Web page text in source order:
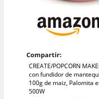
Compartir:
CREATE/POPCORN
con fundidor de
100g de maiz, Palomita
500W